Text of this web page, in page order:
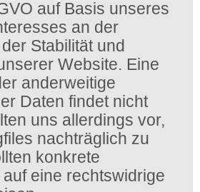
auf Basis unseres
an der
Stabilität und
Website. Eine
anderweitige
Daten findet nicht
uns allerdings vor,
nachträglich zu
konkrete
eine rechtswidrige